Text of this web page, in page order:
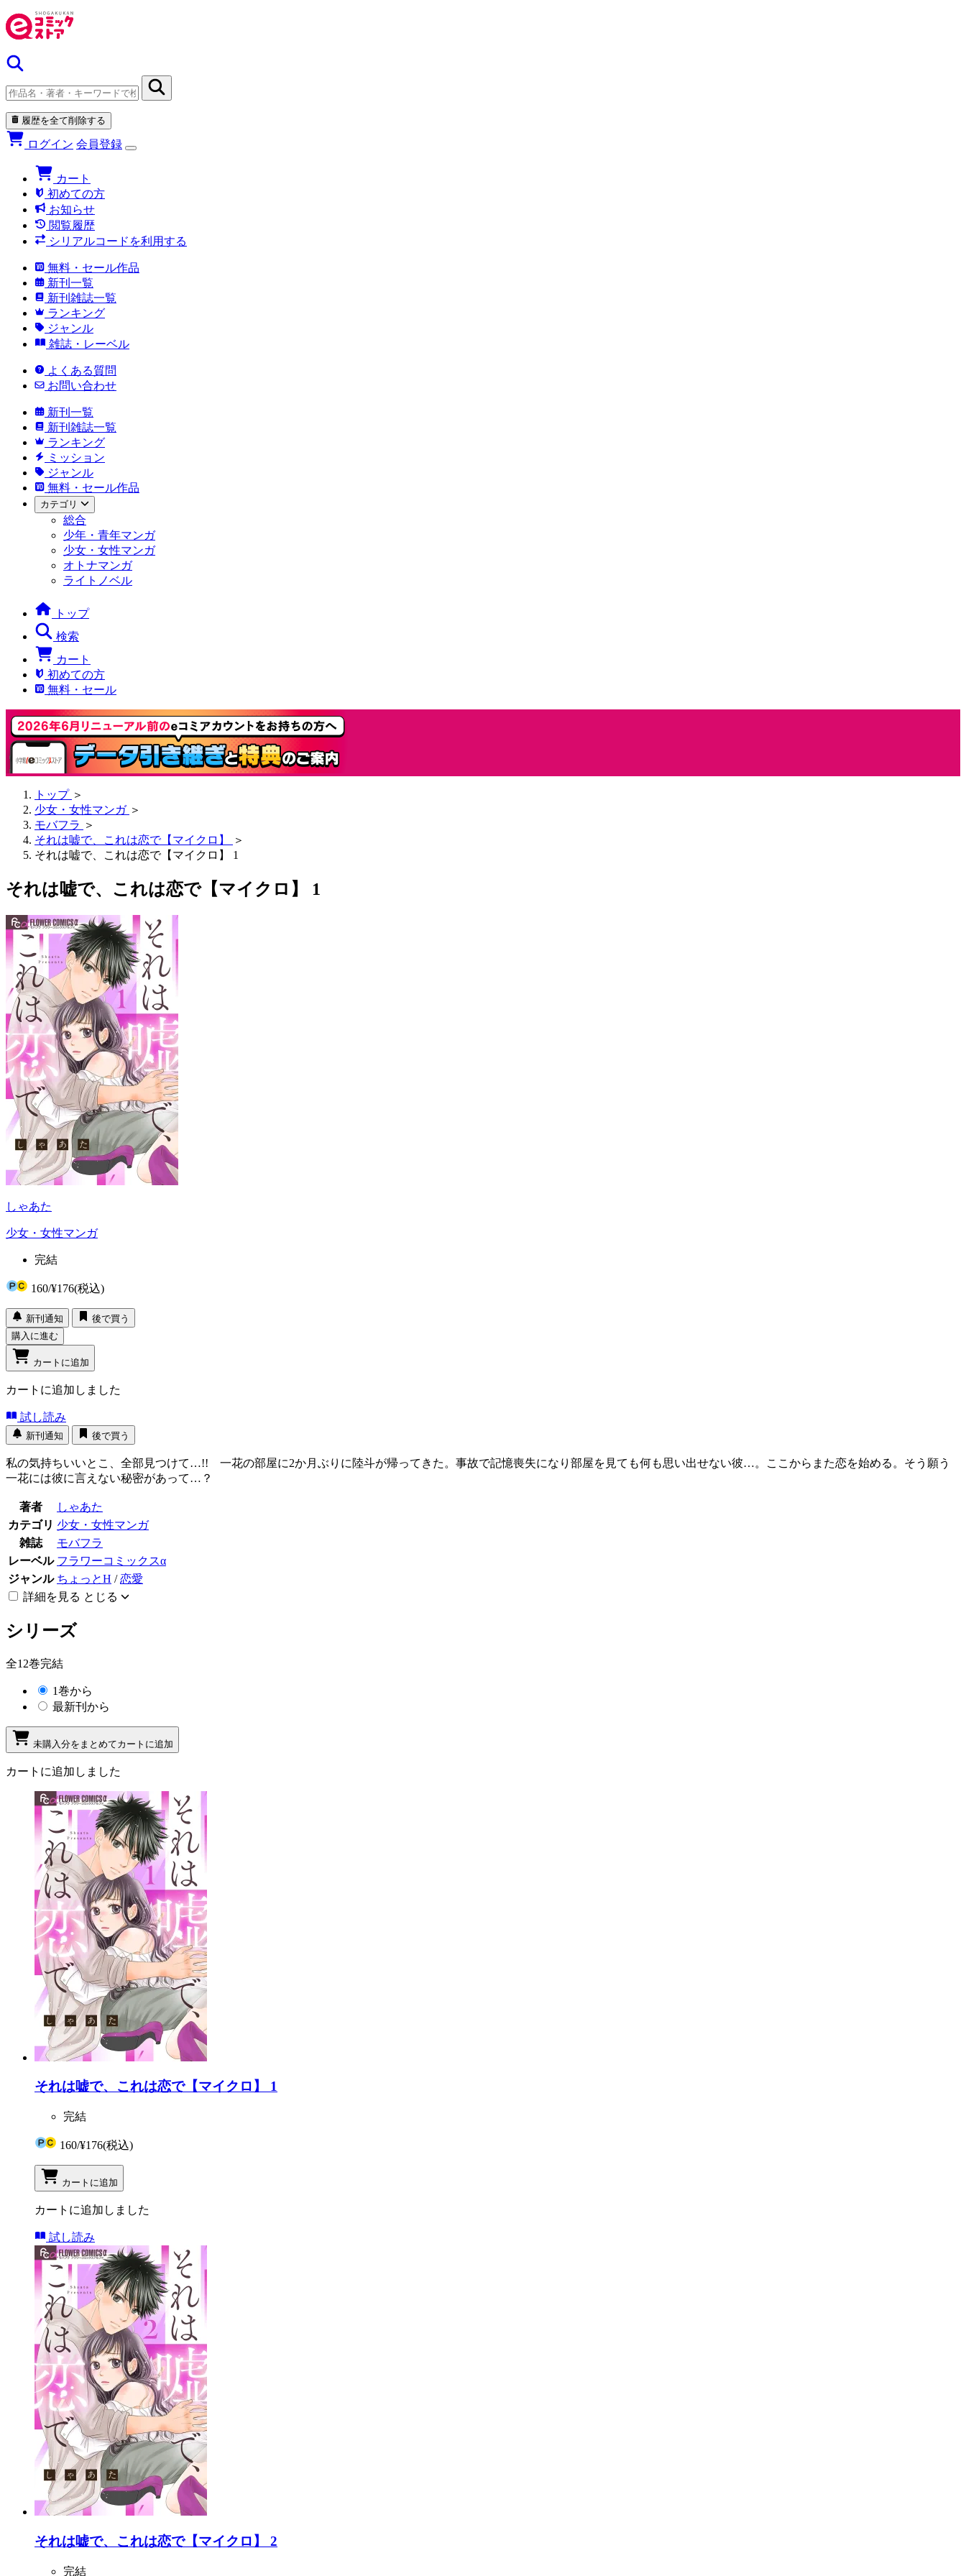
履歴を全て削除する
ログイン 会員登録
カート
初めての方
お知らせ
閲覧履歴
シリアルコードを利用する
無料・セール作品
新刊一覧
新刊雑誌一覧
ランキング
ジャンル
雑誌・レーベル
よくある質問
お問い合わせ
新刊一覧
新刊雑誌一覧
ランキング
ミッション
ジャンル
無料・セール作品
カテゴリ
総合
少年・青年マンガ
少女・女性マンガ
オトナマンガ
ライトノベル
トップ
検索
カート
初めての方
無料・セール
トップ ＞
少女・女性マンガ ＞
モバフラ ＞
それは嘘で、これは恋で【マイクロ】
＞
それは嘘で、これは恋で【マイクロ】 1
それは嘘で、これは恋で【マイクロ】 1
しゃあた
少女・女性マンガ
完結
160/¥176(税込)
新刊通知
後で買う
購入に進む
カートに追加
カートに追加しました
試し読み
新刊通知 後で買う
私の気持ちいいとこ、全部見つけて…!! 一花の部屋に2か月ぶりに陸斗が帰ってきた。事故で記憶喪失になり部屋を見ても何も思い出せない彼…。ここからまた恋を始める。そう願う
一花には彼に言えない秘密があって…？
著者
しゃあた
カテゴリ 少女・女性マンガ
雑誌
モバフラ
レーベル フラワーコミックスα
ジャンル ちょっとH /恋愛
詳細を見る とじる
シリーズ
全12巻完結
1巻から
最新刊から
未購入分をまとめてカートに追加
カートに追加しました
それは嘘で、これは恋で【マイクロ】 1
完結
160/¥176(税込)
カートに追加
カートに追加しました
試し読み
それは嘘で、これは恋で【マイクロ】 2
完結